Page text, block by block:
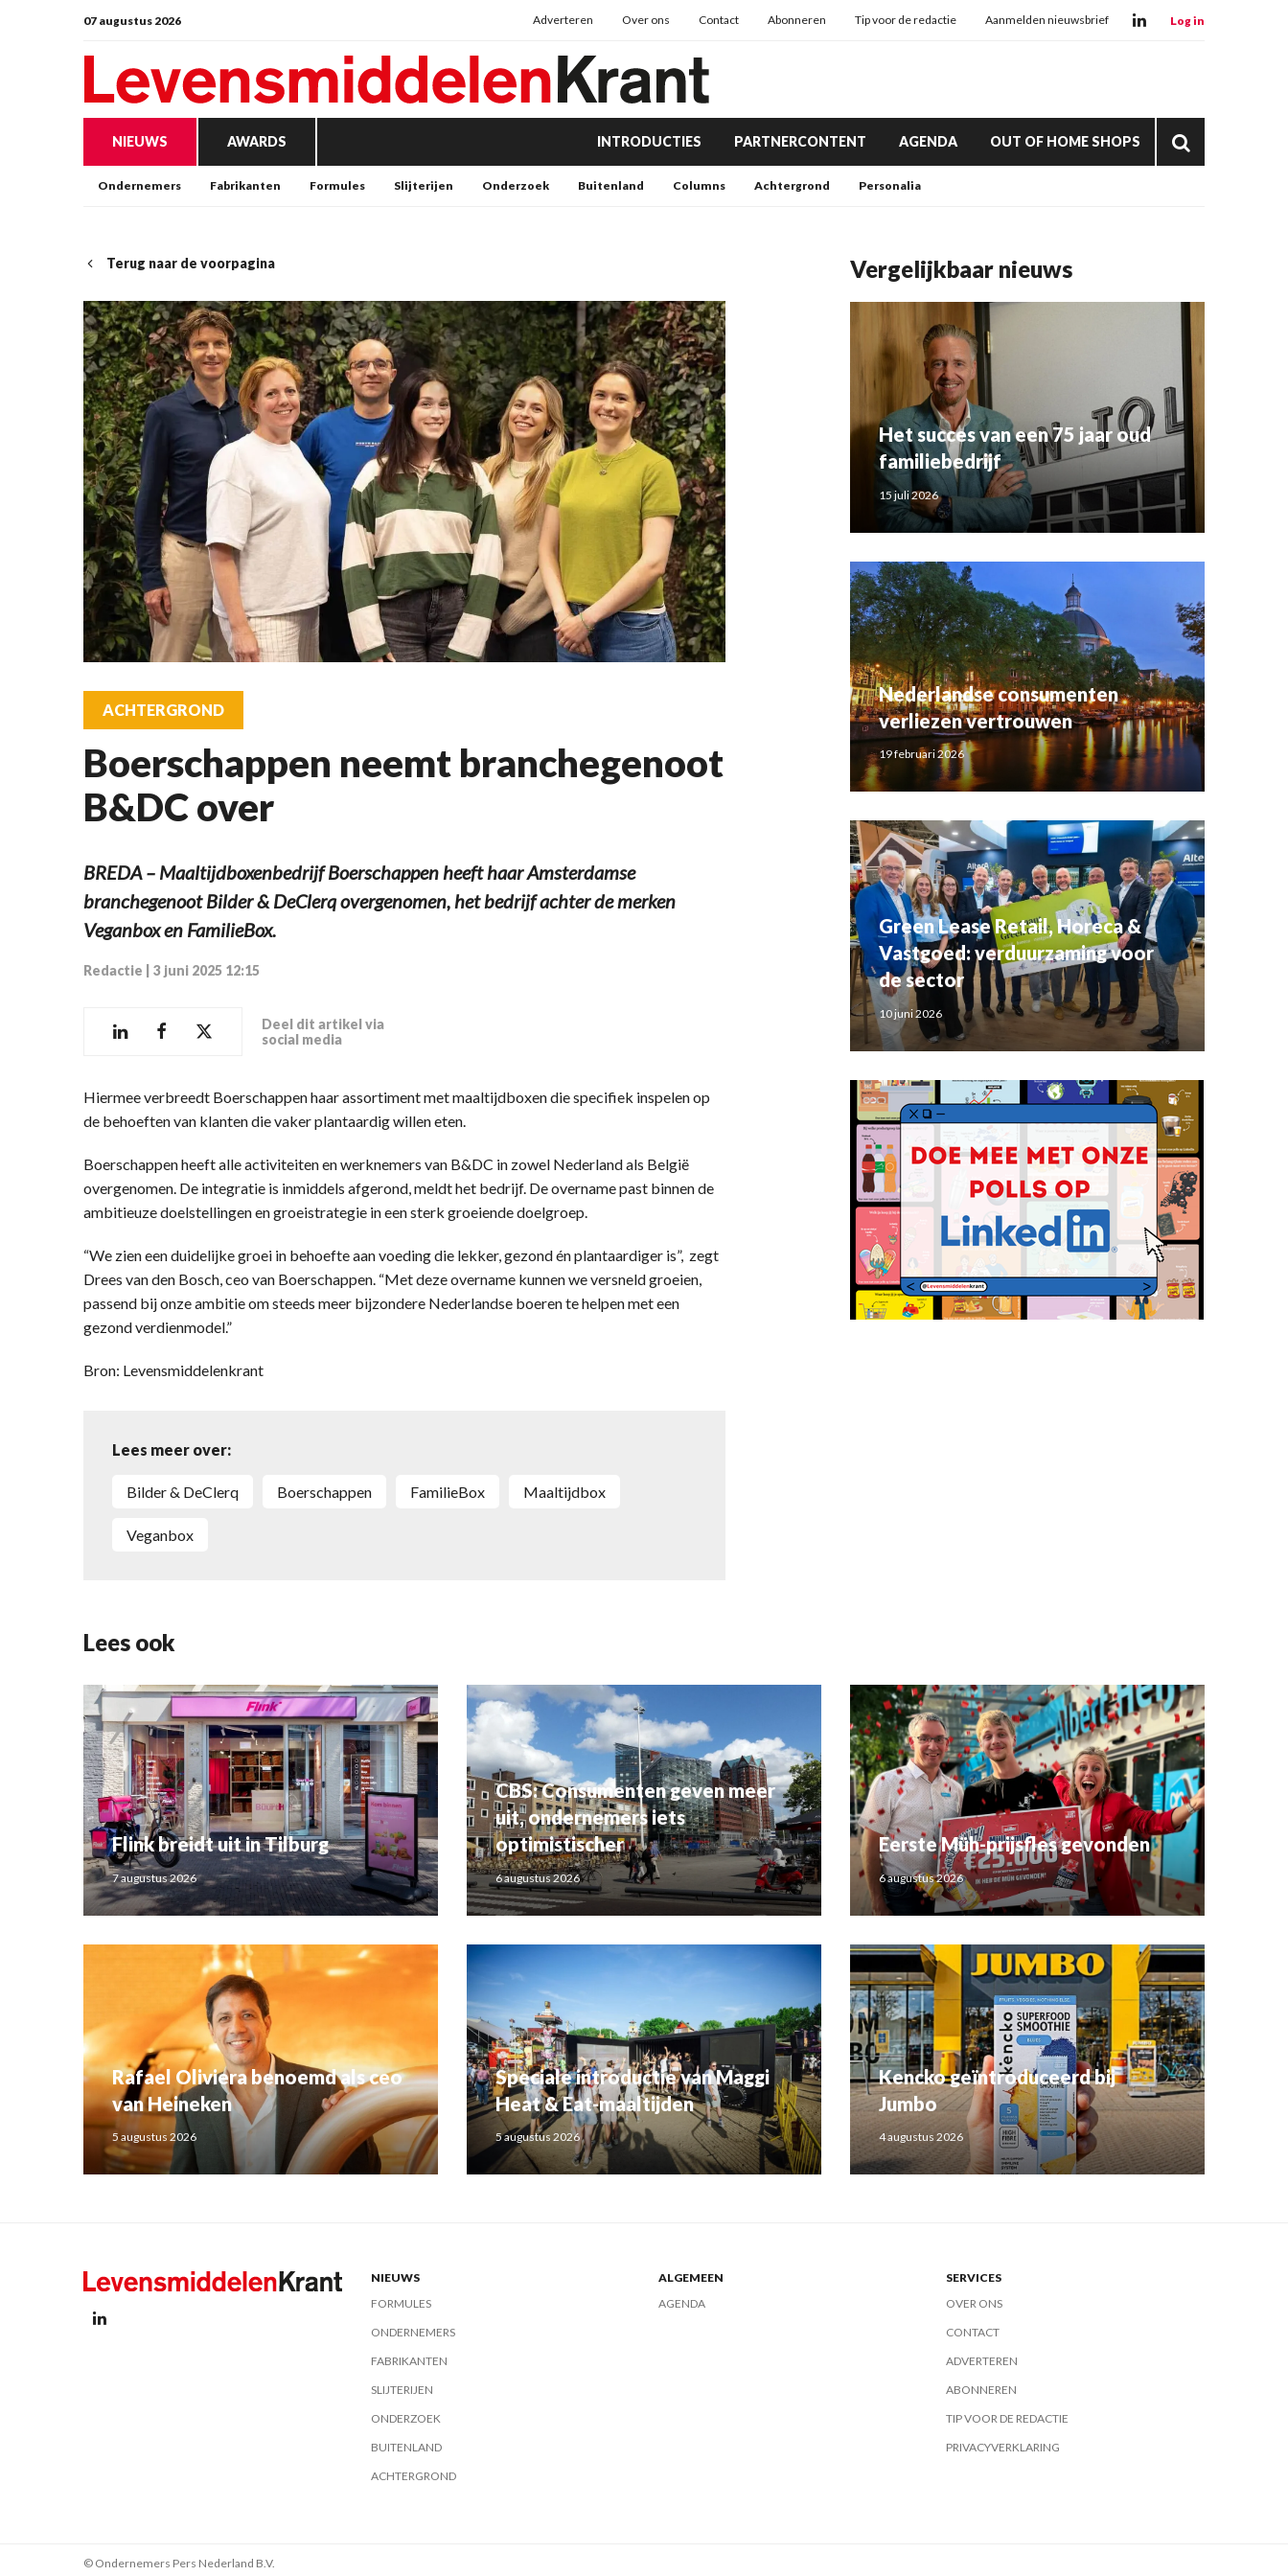
07 augustus 2026 Adverteren Over ons Contact Abonneren Tip voor de redactie Aanmelden nieuwsbrief Log in
NIEUWS AWARDS INTRODUCTIES PARTNERCONTENT AGENDA OUT OF HOME SHOPS
Ondernemers Fabrikanten Formules Slijterijen Onderzoek Buitenland Columns Achtergrond Personalia
Terug naar de voorpagina
ACHTERGROND
Boerschappen neemt branchegenoot
B&DC over
BREDA – Maaltijdboxenbedrijf Boerschappen heeft haar Amsterdamse
branchegenoot Bilder & DeClerq overgenomen, het bedrijf achter de merken
Veganbox en FamilieBox.
Redactie 3 juni 2025 12:15
Deel dit artikel via
social media
Hiermee verbreedt Boerschappen haar assortiment met maaltijdboxen die specifiek inspelen op
de behoeften van klanten die vaker plantaardig willen eten.
Boerschappen heeft alle activiteiten en werknemers van B&DC in zowel Nederland als België
overgenomen. De integratie is inmiddels afgerond, meldt het bedrijf. De overname past binnen de
ambitieuze doelstellingen en groeistrategie in een sterk groeiende doelgroep.
“We zien een duidelijke groei in behoefte aan voeding die lekker, gezond én plantaardiger is”, zegt
Drees van den Bosch, ceo van Boerschappen. “Met deze overname kunnen we versneld groeien,
passend bij onze ambitie om steeds meer bijzondere Nederlandse boeren te helpen met een
gezond verdienmodel.”
Bron: Levensmiddelenkrant
Lees meer over:
Bilder & DeClerq Boerschappen FamilieBox maaltijdbox
Veganbox
Vergelijkbaar nieuws
Het succes van een 75 jaar oud
familiebedrijf
15 juli 2026
Nederlandse consumenten
verliezen vertrouwen
19 februari 2026
Green Lease Retail, Horeca &
Vastgoed: verduurzaming voor
de sector
10 juni 2026
Lees ook
Flink breidt uit in Tilburg
7 augustus 2026
CBS: Consumenten geven meer
uit, ondernemers iets
optimistischer
6 augustus 2026
Eerste Müh-prijsfles gevonden
6 augustus 2026
Rafael Oliviera benoemd als ceo
van Heineken
5 augustus 2026
Speciale introductie van Maggi
Heat & Eat-maaltijden
5 augustus 2026
Kencko geïntroduceerd bij
Jumbo
4 augustus 2026
NIEUWS
FORMULES
ONDERNEMERS
FABRIKANTEN
SLIJTERIJEN
ONDERZOEK
BUITENLAND
ACHTERGROND
ALGEMEEN
AGENDA
SERVICES
OVER ONS
CONTACT
ADVERTEREN
ABONNEREN
TIP VOOR DE REDACTIE
PRIVACYVERKLARING
© Ondernemers Pers Nederland B.V.